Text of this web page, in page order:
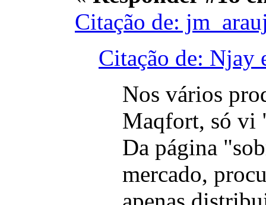
Citação de:
Citação de: Njay
Nos vários
Maqfort, só vi
Da página
mercado,